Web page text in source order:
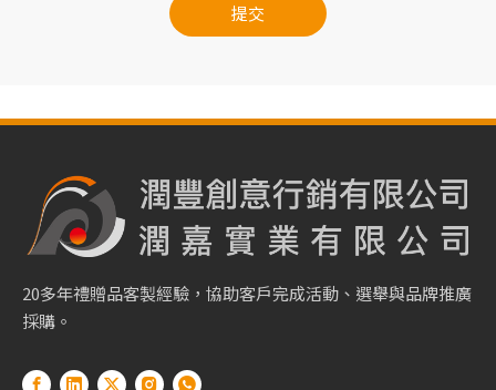
提交
20多年禮贈品客製經驗，協助客戶完成活動、選舉與品牌推廣
採購。